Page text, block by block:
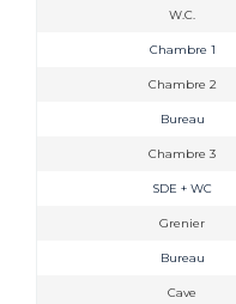
W.C.
Chambre 1
Chambre 2
Bureau
Chambre 3
SDE + WC
Grenier
Bureau
Cave